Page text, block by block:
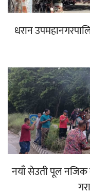
धरान
नयाँ सेउती पूल नजिक